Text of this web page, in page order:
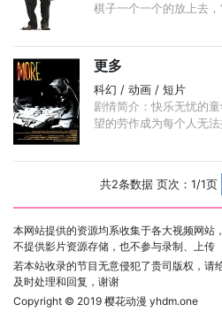
棋子一个一个的放上去，
更多
科幻 / 动画 / 短片
剧情简介：快乐无忧的
望的劳作成为每个人无
共2条数据 页次：1/1页
本网站提供的资源均系收集于各大视频网站
不提供影片资源存储，也不参与录制、上传
若本站收录的节目无意侵犯了贵司版权，请
及时处理和回复，谢谢
Copyright © 2019 樱花动漫 yhdm.one